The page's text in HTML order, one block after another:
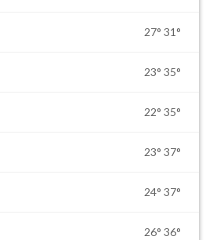
27° 31°
23° 35°
22° 35°
23° 37°
24° 37°
26° 36°